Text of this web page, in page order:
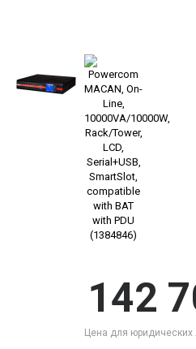
142
Цена для